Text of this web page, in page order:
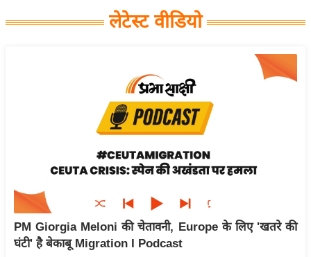
बि
त
वि
शे
ष
लेटेस्ट वीडियो
PM Giorgia Meloni की चेतावनी, Europe के लिए 'खतरे की
घंटी' है बेकाबू Migration I Podcast